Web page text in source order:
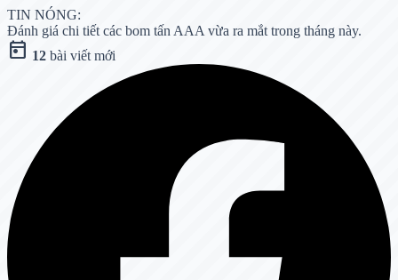
TIN NÓNG:
Đánh giá chi tiết các bom tấn AAA vừa ra mắt trong tháng này.
today 12 bài viết mới